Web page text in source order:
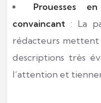
Prouesses
convaincant : La
rédacteurs mettent
descriptions très
l’attention et